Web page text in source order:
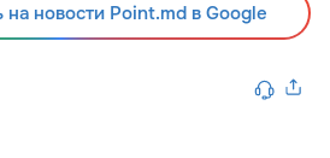
новости Point.md в Google